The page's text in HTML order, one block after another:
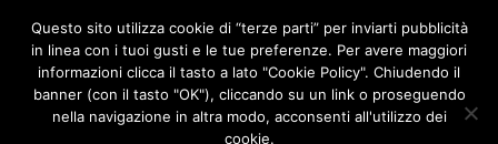
F
c
e
b
o
I
n
s
t
Questo sito utilizza cookie di “terze parti” per inviarti pubblicità
in linea con i tuoi gusti e le tue preferenze. Per avere maggiori
informazioni clicca il tasto a lato "Cookie Policy". Chiudendo il
banner (con il tasto "OK"), cliccando su un link o proseguendo
nella navigazione in altra modo, acconsenti all'utilizzo dei
cookie.